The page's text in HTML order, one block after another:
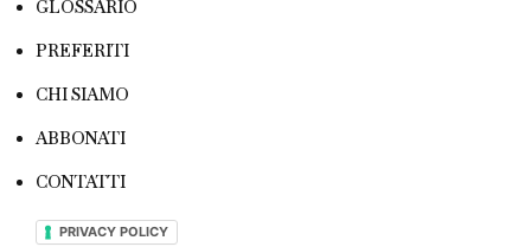
GLOSSARIO
PREFERITI
CHI SIAMO
ABBONATI
CONTATTI
PRIVACY POLICY